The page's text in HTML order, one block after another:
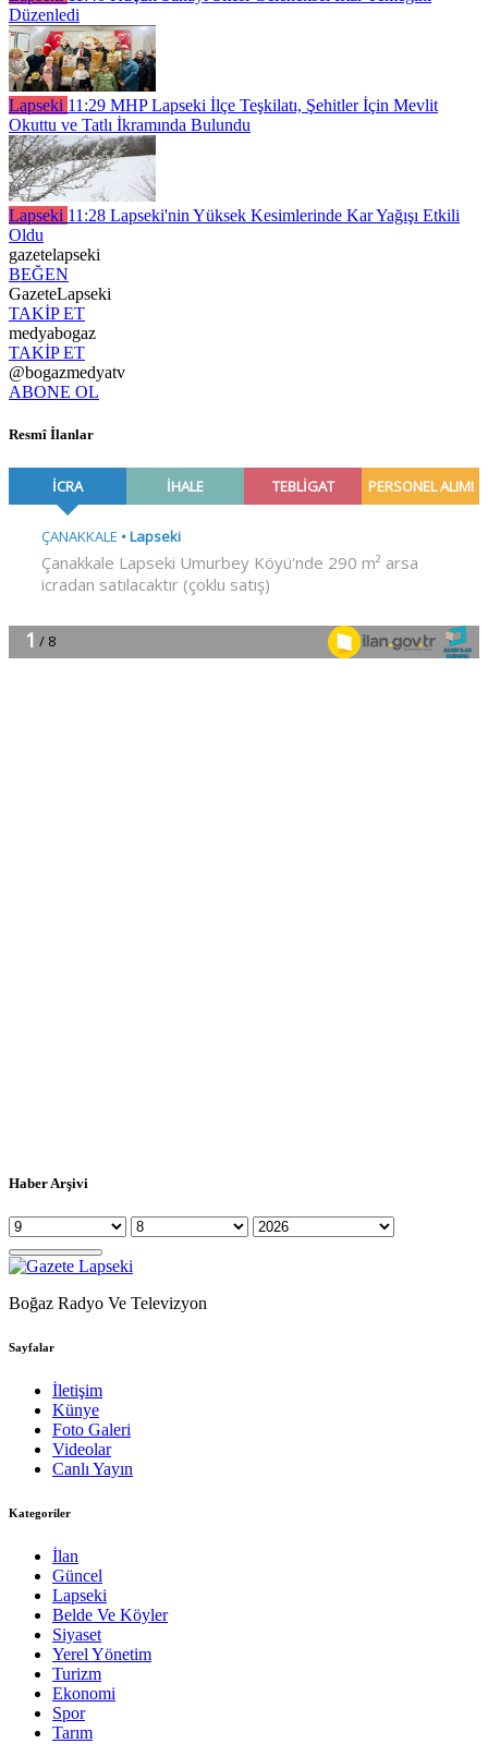
Düzenledi
Lapseki 11:29 MHP Lapseki İlçe Teşkilatı, Şehitler İçin Mevlit
Okuttu ve Tatlı İkramında Bulundu
Lapseki 11:28 Lapseki'nin Yüksek Kesimlerinde Kar Yağışı Etkili
Oldu
gazetelapseki
BEĞEN
GazeteLapseki
TAKİP ET
medyabogaz
TAKİP ET
@bogazmedyatv
ABONE OL
Resmî İlanlar
Haber Arşivi
Boğaz Radyo Ve Televizyon
Sayfalar
İletişim
Künye
Foto Galeri
Videolar
Canlı Yayın
Kategoriler
İlan
Güncel
Lapseki
Belde Ve Köyler
Siyaset
Yerel Yönetim
Turizm
Ekonomi
Spor
Tarım